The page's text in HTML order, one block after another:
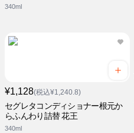
340ml
¥1,128(税込¥1,240.8)
セグレタコンディショナー根元か
らふんわり詰替 花王
340ml